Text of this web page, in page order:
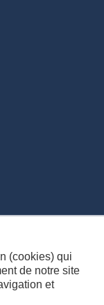
(cookies) qui
de notre site
et
de sécurité